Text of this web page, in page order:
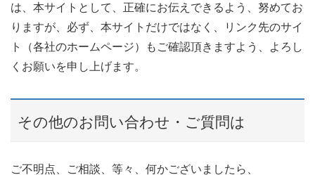
は、本サイトとして、正確にお伝えできるよう、努めてお
りますが、必ず、本サイトだけではなく、リンク先のサイ
ト（各社のホームページ）もご確認頂きますよう、よろし
くお願いを申し上げます。
その他のお問い合わせ・ご質問は
ご不明点、ご相談、等々、何かございましたら、